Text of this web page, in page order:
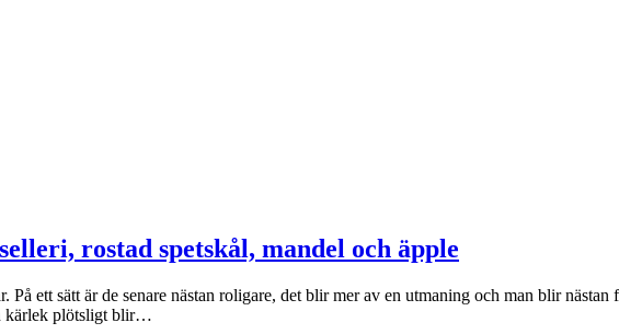
rostad spetskål, mandel och äpple
ett sätt är de senare nästan roligare, det blir mer av en utmaning och man blir
kärlek plötsligt blir…